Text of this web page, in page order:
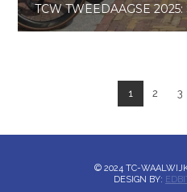
1 2 3
© 2024 TC-
DESIGN BY: